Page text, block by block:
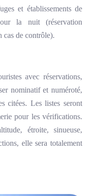
et établissements de
la nuit (réservation
cas de contrôle).
avec réservations,
nominatif et numéroté,
citées. Les listes seront
pour les vérifications.
étroite, sinueuse,
elle sera totalement